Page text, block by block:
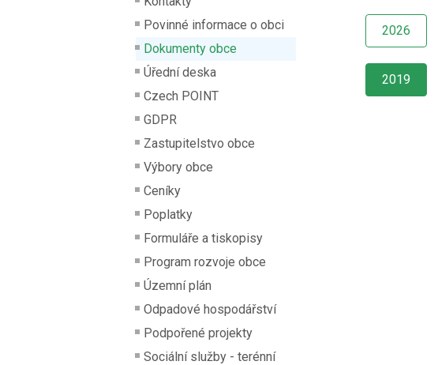
Povinné informace o obci
Dokumenty obce
Úřední deska
Czech POINT
GDPR
Zastupitelstvo obce
Výbory obce
Ceníky
Poplatky
Formuláře a tiskopisy
Program rozvoje obce
Územní plán
Odpadové hospodářství
Podpořené projekty
Sociální služby - terénní
2026
2019